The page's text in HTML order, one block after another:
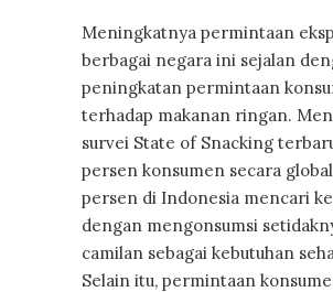
Meningkatnya permintaan
berbagai negara ini sejalan
peningkatan permintaan
terhadap makanan ringan.
survei State of Snacking
persen konsumen secara
persen di Indonesia mencari
dengan mengonsumsi
camilan sebagai kebutuhan
Selain itu, permintaan